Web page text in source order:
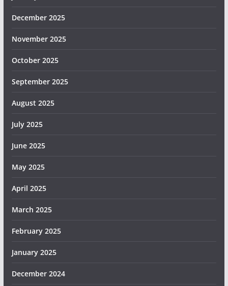
December 2025
November 2025
October 2025
September 2025
August 2025
July 2025
June 2025
May 2025
April 2025
March 2025
February 2025
January 2025
December 2024